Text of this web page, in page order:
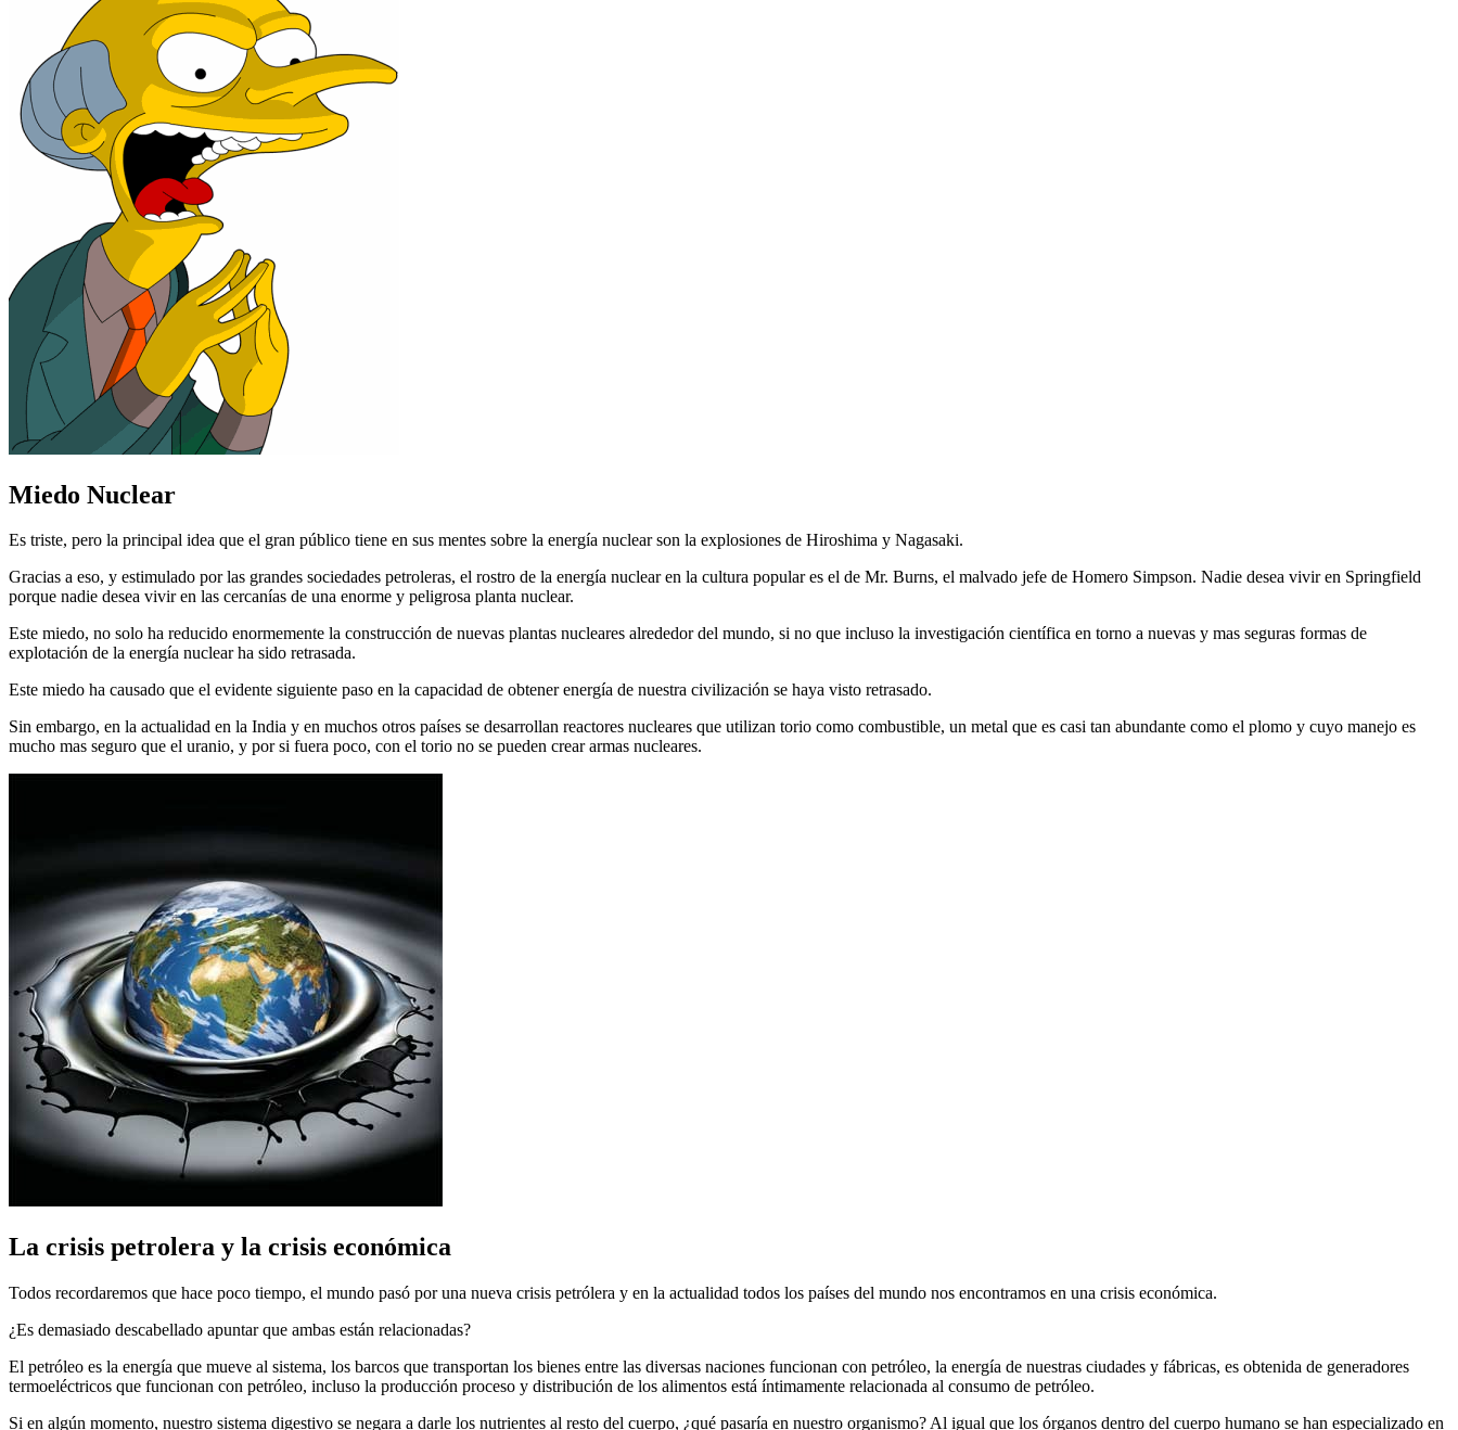
Miedo Nuclear
Es triste, pero la principal idea que el gran público tiene en sus mentes sobre la energía nuclear son la explosiones de Hiroshima y Nagasaki.
Gracias a eso, y estimulado por las grandes sociedades petroleras, el rostro de la energía nuclear en la cultura popular es el de Mr. Burns, el malvado jefe de Homero Simpson. Nadie desea vivir en Springfield
porque nadie desea vivir en las cercanías de una enorme y peligrosa planta nuclear.
Este miedo, no solo ha reducido enormemente la construcción de nuevas plantas nucleares alrededor del mundo, si no que incluso la investigación científica en torno a nuevas y mas seguras formas de
explotación de la energía nuclear ha sido retrasada.
Este miedo ha causado que el evidente siguiente paso en la capacidad de obtener energía de nuestra civilización se haya visto retrasado.
Sin embargo, en la actualidad en la India y en muchos otros países se desarrollan reactores nucleares que utilizan torio como combustible, un metal que es casi tan abundante como el plomo y cuyo manejo es
mucho mas seguro que el uranio, y por si fuera poco, con el torio no se pueden crear armas nucleares.
La crisis petrolera y la crisis económica
Todos recordaremos que hace poco tiempo, el mundo pasó por una nueva crisis petrólera y en la actualidad todos los países del mundo nos encontramos en una crisis económica.
¿Es demasiado descabellado apuntar que ambas están relacionadas?
El petróleo es la energía que mueve al sistema, los barcos que transportan los bienes entre las diversas naciones funcionan con petróleo, la energía de nuestras ciudades y fábricas, es obtenida de generadores
termoeléctricos que funcionan con petróleo, incluso la producción proceso y distribución de los alimentos está íntimamente relacionada al consumo de petróleo.
Si en algún momento, nuestro sistema digestivo se negara a darle los nutrientes al resto del cuerpo, ¿qué pasaría en nuestro organismo? Al igual que los órganos dentro del cuerpo humano se han especializado en